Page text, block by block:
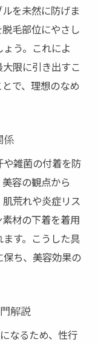
を未然に防げま
毛部位にやさし
う。これによ
限に引き出すこ
で、理想のなめ
係
雑菌の付着を防
容の観点から
荒れや炎症リス
材の下着を着用
す。こうした具
ち、美容効果の
解説
なるため、性行